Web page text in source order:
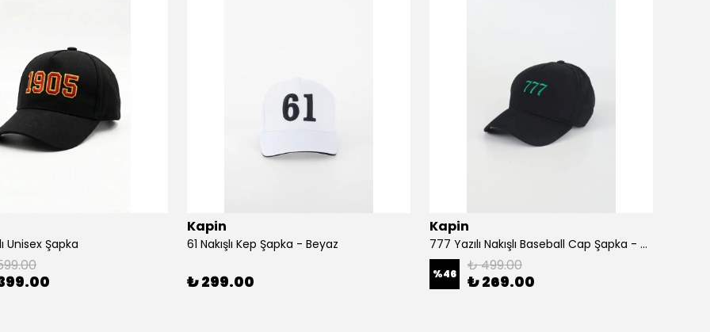
Unisex Şapka
Kapin
61 Nakışlı Kep Şapka - Beyaz
₺ 299.00
Kapin
777 Yazılı Nakışlı Baseball Cap Şapka - Siyah
%46 ₺ 499.00
₺ 269.00